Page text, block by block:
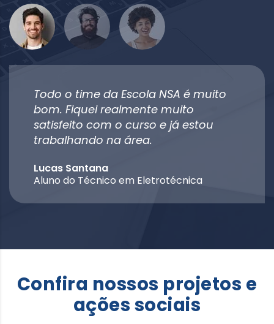
Todo o time da Escola NSA é muito
bom. Fiquei realmente muito
satisfeito com o curso e já estou
trabalhando na área.
Lucas Santana
Aluno do Técnico em Eletrotécnica
Confira nossos projetos e
ações sociais